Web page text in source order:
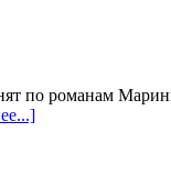
по романам